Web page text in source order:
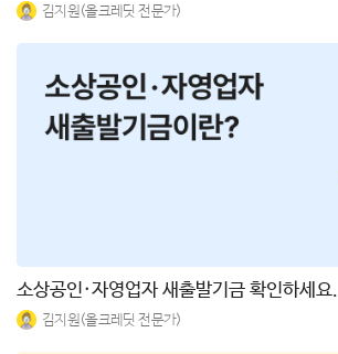
김지원(올크레딧 전문가)
소상공인·자영업자 새출발기금 확인하세요.
김지원(올크레딧 전문가)